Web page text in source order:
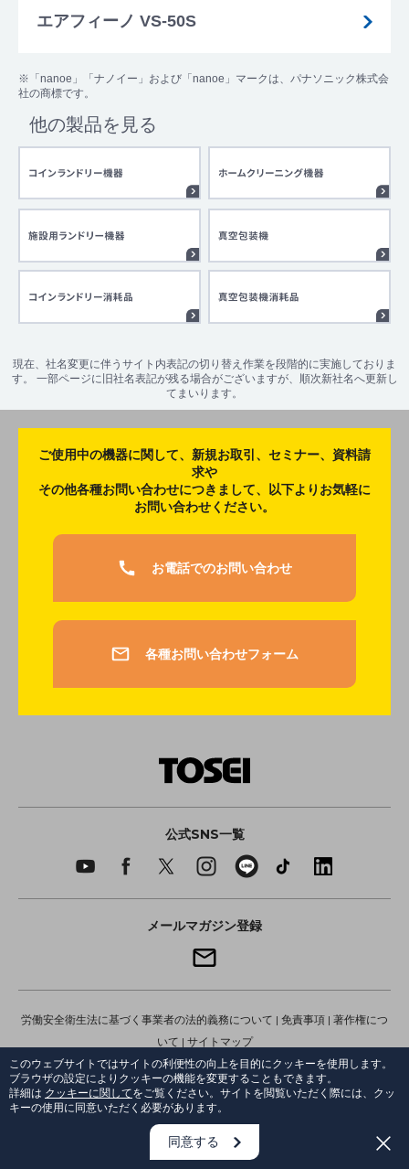
エアフィーノ VS-50S
※「nanoe」「ナノイー」および「nanoe」マークは、パナソニック株式会
社の商標です。
他の製品を見る
現在、社名変更に伴うサイト内表記の切り替え作業を段階的に実施しておりま
す。 一部ページに旧社名表記が残る場合がございますが、順次新社名へ更新し
てまいります。
ご使用中の機器に関して、新規お取引、セミナー、資料請
求や
その他各種お問い合わせにつきまして、以下よりお気軽に
お問い合わせください。
お電話でのお問い合わせ
各種お問い合わせフォーム
公式SNS一覧
メールマガジン登録
労働安全衛生法に基づく事業者の法的義務について | 免責事項 | 著作権につ
いて | サイトマップ
個人情報保護方針|ソーシャルメディアポリシー
投資豆知識
言語（language）：日本語|English|繁體中文
中文
このウェブサイトではサイトの利便性の向上を目的にクッキーを使用します。
ブラウザの設定によりクッキーの機能を変更することもできます。
詳細は クッキーに関してをご覧ください。サイトを閲覧いただく際には、クッ
キーの使用に同意いただく必要があります。
同意する